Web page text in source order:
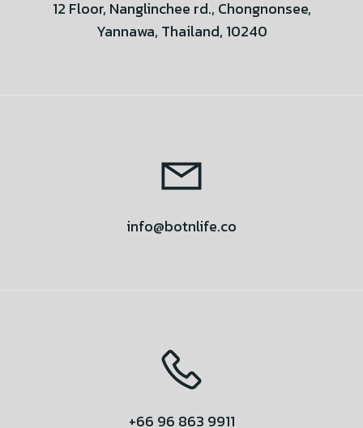
12 Floor, Nanglinchee rd., Chongnonsee,
Yannawa, Thailand, 10240
info@botnlife.co
+66 96 863 9911